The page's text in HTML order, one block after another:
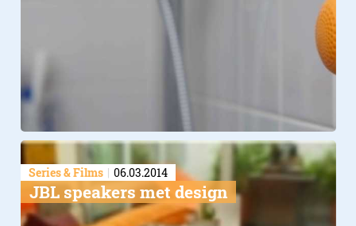
Series & Films 06.03.2014
JBL speakers met design